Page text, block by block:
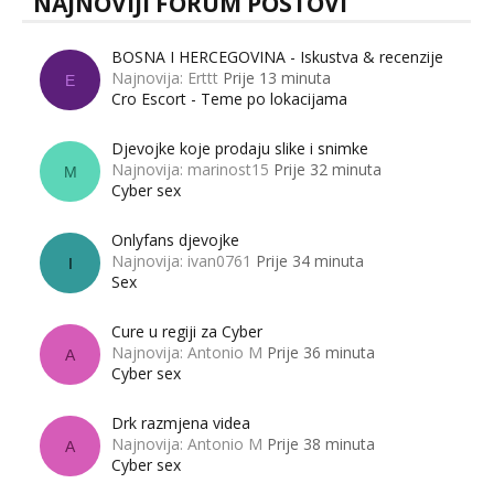
E
BOSNA I HERCEGOVINA - Iskustva & recenzije
Najnovija: Erttt Prije 13 minuta
Cro Escort - Teme po lokacijama
M
Djevojke koje prodaju slike i snimke
Najnovija: marinost15 Prije 32 minuta
Cyber sex
I
Onlyfans djevojke
Najnovija: ivan0761 Prije 34 minuta
Sex
A
Cure u regiji za Cyber
Najnovija: Antonio M Prije 36 minuta
Cyber sex
A
Drk razmjena videa
Najnovija: Antonio M Prije 38 minuta
Cyber sex